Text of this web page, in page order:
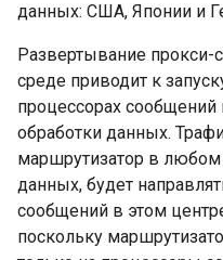
данных: США, Японии и
Развертывание прокси-
среде приводит к
процессорах сообщений
обработки данных.
маршрутизатор в любом
данных, будет
сообщений в этом
поскольку